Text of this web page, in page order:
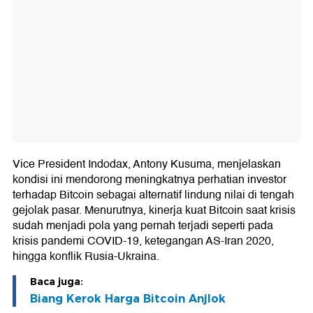
Vice President Indodax, Antony Kusuma, menjelaskan
kondisi ini mendorong meningkatnya perhatian investor
terhadap Bitcoin sebagai alternatif lindung nilai di tengah
gejolak pasar. Menurutnya, kinerja kuat Bitcoin saat krisis
sudah menjadi pola yang pernah terjadi seperti pada
krisis pandemi COVID-19, ketegangan AS-Iran 2020,
hingga konflik Rusia-Ukraina.
Baca juga:
Biang Kerok Harga Bitcoin Anjlok